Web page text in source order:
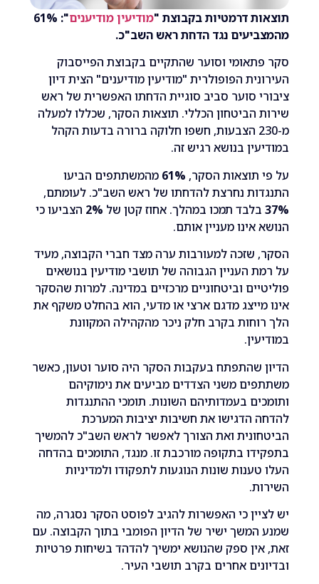
דרמטיות בקבוצת "מודיעין מודיענים
": 61%
נגד הדחת ראש השב"כ.
וסוער שהתקיים בקבוצת הפייסבוק
הפופולרית "מודיעין מודיענים" הצית דיון
סוער סביב סוגיית הדחתו האפשרית של ראש
הביטחון הכללי. תוצאות הסקר, שכללו למעלה
מ-230 הצבעות, חשפו חלוקה ברורה בדעות הקהל
בנושא רגיש זה.
תוצאות הסקר,61% מהמשתתפים הביעו
נחרצת להדחתו של ראש השב"כ. לעומתם,
תמכו במהלך. אחוז קטן של2%הצביעו כי
מעניין אותם.
למעורבות ערה מצד חברי הקבוצה, מעיד
העניין הגבוהה של תושבי מודיעין בנושאים
וביטחוניים מרכזיים במדינה. למרות שהסקר
מדגם ארצי או מדעי, הוא בהחלט משקף את
בקרב חלק ניכר מהקהילה המקוונת
שהתפתח בעקבות הסקר היה סוער וטעון, כאשר
משני הצדדים מביעים את נימוקיהם
בעמדותיהם השונות. תומכי ההתנגדות
הדגישו את חשיבות יציבות המערכת
ואת הצורך לאפשר לראש השב"כ להמשיך
בתקופה מורכבת זו. מנגד, התומכים בהדחה
שונות הנוגעות לתפקודו ולמדיניות
כי האפשרות להגיב לפוסט הסקר נסגרה, מה
ישיר של הדיון הפומבי בתוך הקבוצה. עם
ספק שהנושא ימשיך להדהד בשיחות פרטיות
אחרים בקרב תושבי העיר.